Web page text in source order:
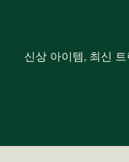
신상 아이템, 최신